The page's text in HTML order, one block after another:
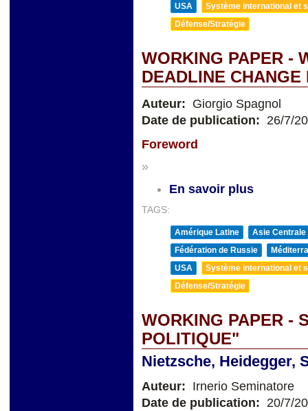
USA
Système international et
Défense/Stratégie
WORKING PAPER -
DEADLINE
Auteur: Giorgio Spagnol
Date de publication: 26/7/
Foreword
»
En savoir plus
TAGS:
Amérique Latine
Asie Centrale
Fédération de Russie
USA
Système international et
Défense/Stratégie
WORKING PAPER -
POLITIQUE"
Nietzsche, Heidegger,
Auteur: Irnerio Seminatore
Date de publication: 20/7/